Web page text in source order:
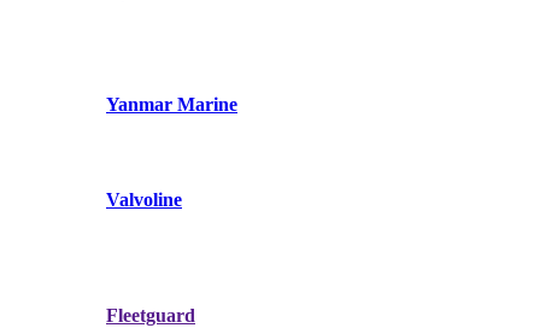
Yanmar Marine
Valvoline
Fleetguard